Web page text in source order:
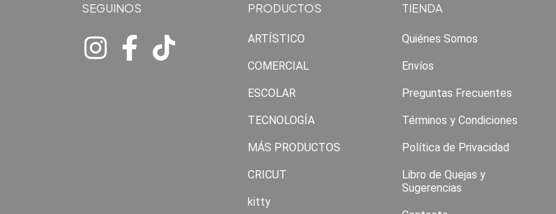
SEGUINOS PRODUCTOS
ARTÍSTICO
COMERCIAL
ESCOLAR
TECNOLOGÍA
MÁS PRODUCTOS
CRICUT
kitty
TIENDA
Quiénes Somos
Envíos
Preguntas Frecuentes
Términos y Condiciones
Política de Privacidad
Libro de Quejas y
Sugerencias